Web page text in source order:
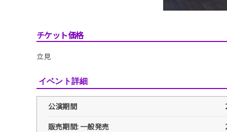
チケット価格
立見
イベント詳細
公演期間
販売期間: 一般発売